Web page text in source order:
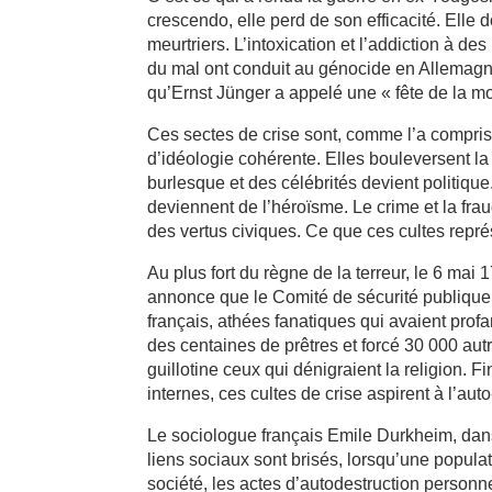
crescendo, elle perd de son efficacité. Elle
meurtriers. L’intoxication et l’addiction à
du mal ont conduit au génocide en
qu’Ernst Jünger a appelé une « fête de la
Ces sectes de crise sont, comme l’a
d’idéologie cohérente. Elles bouleversent
burlesque et des célébrités devient
deviennent de l’héroïsme. Le crime et la
des vertus civiques. Ce que ces cultes
Au plus fort du règne de la terreur, le 6 mai
annonce que le Comité de sécurité
français, athées fanatiques qui avaient
des centaines de prêtres et forcé 30 000
guillotine ceux qui dénigraient la religion.
internes, ces cultes de crise aspirent à
Le sociologue français Emile Durkheim,
liens sociaux sont brisés, lorsqu’une
société, les actes d’autodestruction